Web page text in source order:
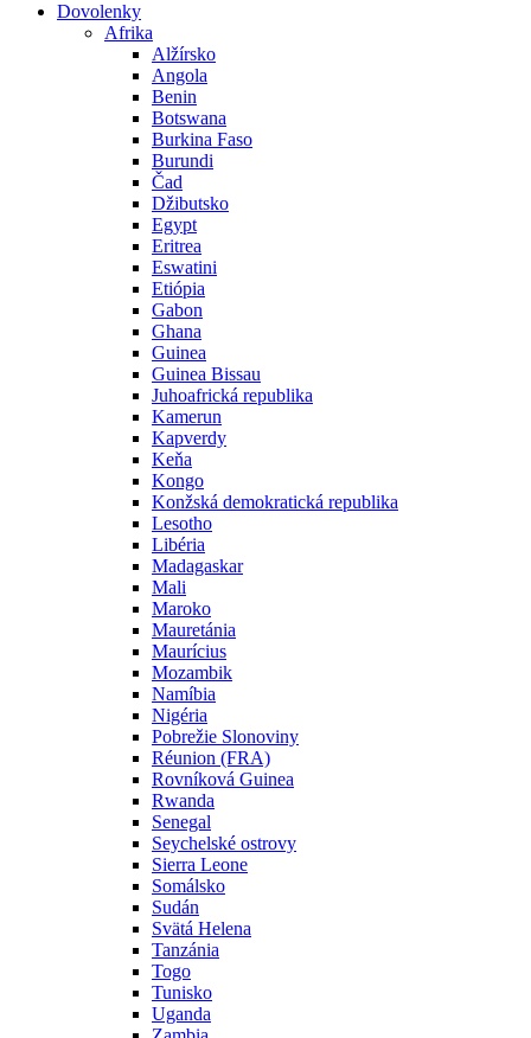
Dovolenky
Afrika
Alžírsko
Angola
Benin
Botswana
Burkina Faso
Burundi
Čad
Džibutsko
Egypt
Eritrea
Eswatini
Etiópia
Gabon
Ghana
Guinea
Guinea Bissau
Juhoafrická republika
Kamerun
Kapverdy
Keňa
Kongo
Konžská demokratická republika
Lesotho
Libéria
Madagaskar
Mali
Maroko
Mauretánia
Maurícius
Mozambik
Namíbia
Nigéria
Pobrežie Slonoviny
Réunion (FRA)
Rovníková Guinea
Rwanda
Senegal
Seychelské ostrovy
Sierra Leone
Somálsko
Sudán
Svätá Helena
Tanzánia
Togo
Tunisko
Uganda